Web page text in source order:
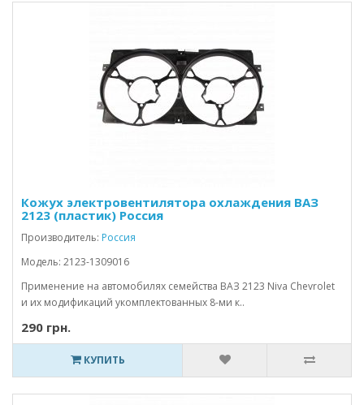
Кожух электровентилятора охлаждения ВАЗ
2123 (пластик) Россия
Производитель: Россия
Модель: 2123-1309016
Применение на автомобилях семейства ВАЗ 2123 Niva Chevrolet
и их модификаций укомплектованных 8-ми к..
290 грн.
КУПИТЬ